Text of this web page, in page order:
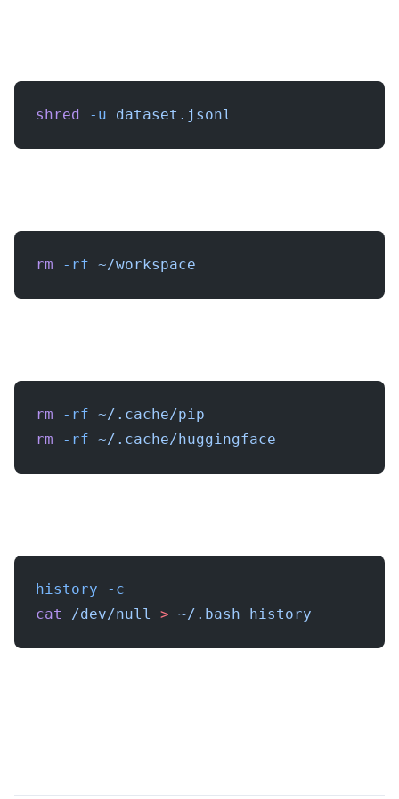
shred -u dataset.jsonl
rm -rf ~/workspace
rm -rf ~/.cache/pip
rm -rf ~/.cache/huggingface
history -c
cat
/dev/null > ~/.bash_history